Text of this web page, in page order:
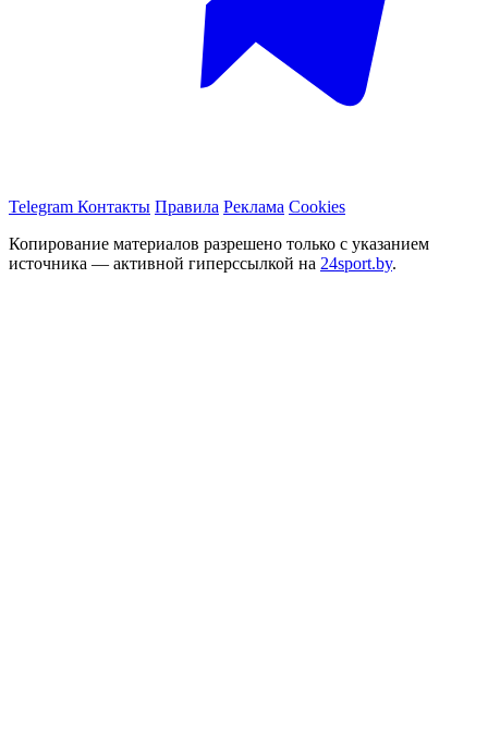
Telegram Контакты Правила Реклама Cookies
Копирование материалов разрешено только с указанием
источника — активной гиперссылкой на 24sport.by.